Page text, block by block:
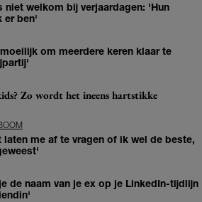
niet welkom bij verjaardagen: 'Hun
er ben'
om meerdere keren klaar te
Zo wordt het ineens hartstikke
laten me af te vragen of ik wel de beste,
de naam van je ex op je LinkedIn-tijdlijn